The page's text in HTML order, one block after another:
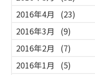
2016年4月
(23)
2016年3月
(9)
2016年2月
(7)
2016年1月
(5)